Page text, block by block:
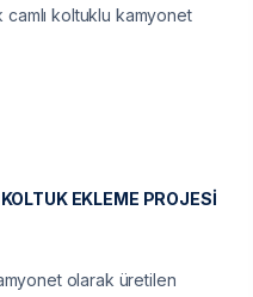
koltuklu kamyonet
EKLEME PROJESİ
olarak üretilen